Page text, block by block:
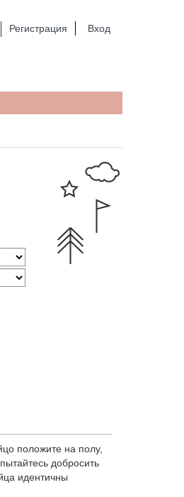
Регистрация Вход
положите на полу,
добросить
идентичны